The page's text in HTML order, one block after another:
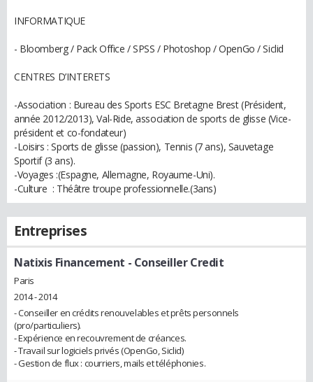
INFORMATIQUE
- Bloomberg / Pack Office / SPSS / Photoshop / OpenGo / Siclid
CENTRES D’INTERETS
-Association : Bureau des Sports ESC Bretagne Brest (Président,
année 2012/2013), Val-Ride, association de sports de glisse (Vice-
président et co-fondateur)
-Loisirs : Sports de glisse (passion), Tennis (7 ans), Sauvetage
Sportif (3 ans).
-Voyages :(Espagne, Allemagne, Royaume-Uni).
-Culture : Théâtre troupe professionnelle.(3ans)
Entreprises
Natixis Financement - Conseiller Credit
Paris
2014 - 2014
- Conseiller en crédits renouvelables et prêts personnels
(pro/particuliers).
- Expérience en recouvrement de créances.
- Travail sur logiciels privés (OpenGo, Siclid)
- Gestion de flux : courriers, mails et téléphonies.